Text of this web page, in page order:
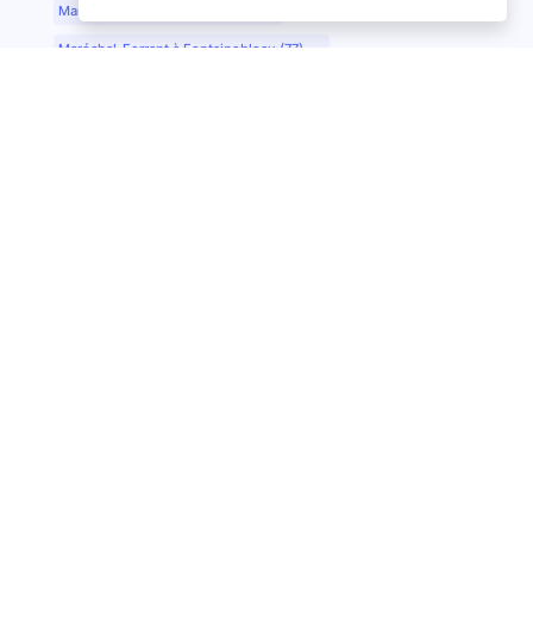
Maréchal-Ferrant à Evreux (27)
Maréchal-Ferrant à Fontainebleau (77)